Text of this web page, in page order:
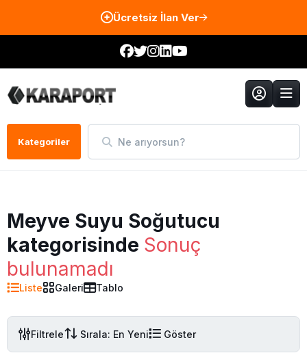
Ücretsiz İlan Ver
Kategoriler Ne arıyorsun?
Meyve Suyu Soğutucu
kategorisinde Sonuç
bulunamadı
Liste Galeri Tablo
Filtrele Sırala: En Yeni Göster